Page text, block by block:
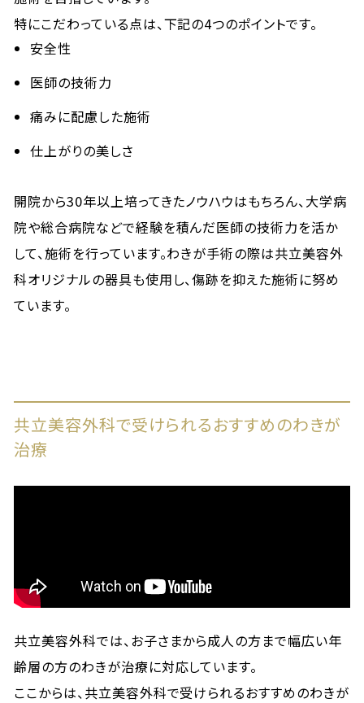
特にこだわっている点は、下記の4つのポイントです。
安全性
医師の技術力
痛みに配慮した施術
仕上がりの美しさ
開院から30年以上培ってきたノウハウはもちろん、大学病
院や総合病院などで経験を積んだ医師の技術力を活か
して、施術を行っています。わきが手術の際は共立美容外
科オリジナルの器具も使用し、傷跡を抑えた施術に努め
ています。
共立美容外科で受けられるおすすめのわきが
治療
共立美容外科では、お子さまから成人の方まで幅広い年
齢層の方のわきが治療に対応しています。
ここからは、共立美容外科で受けられるおすすめのわきが